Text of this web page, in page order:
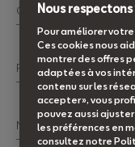
Civilité*
Prénom*
Nom*
Nous
Pour améliorer votre
Ces cookies nous
montrer des offres
adaptées à vos
contenu sur les
accepter », vous
pouvez aussi
les préférences en
consultez notre